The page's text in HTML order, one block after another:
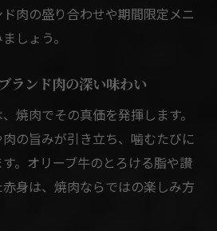
肉の盛り合わせや期間限定メニ
しょう。
ランド肉の深い味わい
焼肉でその真価を発揮します。
の旨みが引き立ち、噛むたびに
。オリーブ牛のとろける脂や讃
身は、焼肉ならではの楽しみ方